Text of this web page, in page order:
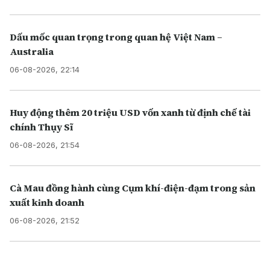
Dấu mốc quan trọng trong quan hệ Việt Nam –
Australia
06-08-2026, 22:14
Huy động thêm 20 triệu USD vốn xanh từ định chế tài
chính Thụy Sĩ
06-08-2026, 21:54
Cà Mau đồng hành cùng Cụm khí-điện-đạm trong sản
xuất kinh doanh
06-08-2026, 21:52